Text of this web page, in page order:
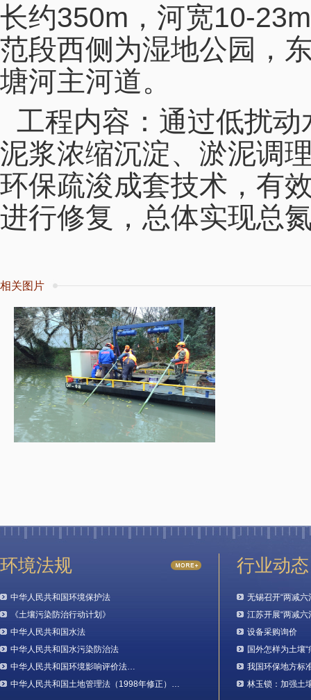
长约350m，河宽10-
范段西侧为湿地公园，
塘河主河道。
工程内容：通过低扰
泥浆浓缩沉淀、淤泥调
环保疏浚成套技术，有
进行修复，总体实现总
相关图片
环境法规
中华人民共和国环境保护法
《土壤污染防治行动计划》
中华人民共和国水法
中华人民共和国水污染防治法
中华人民共和国环境影响评价法…
中华人民共和国土地管理法（1998年修正）…
行业动态
无锡召开“两减
江苏开展“两减
设备采购询价
国外怎样为土壤“
我国环保地方标
林玉锁：加强土